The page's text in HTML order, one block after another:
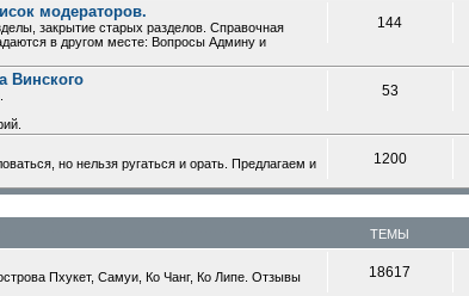
(шимпанзе), Murchison Falls, Ziwa Ranch
июнь 26
поездка в Дербент – очень субъективное мнение.
моей.
модераторов.
закрытие старых разделов. Справочная
в другом месте: Вопросы Админу и
144
Винского
53
но нельзя ругаться и орать. Предлагаем и
1200
ТЕМЫ
Пхукет, Самуи, Ко Чанг, Ко Липе. Отзывы
18617